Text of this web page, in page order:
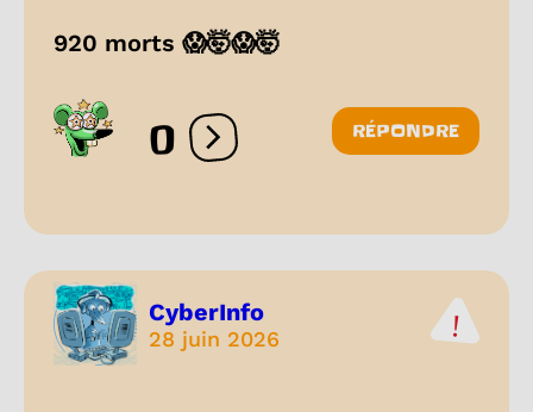
920 morts 😱🤯😱🤯
0 Ouvrir les réactions
RÉPONDRE
CyberInfo
28 juin 2026